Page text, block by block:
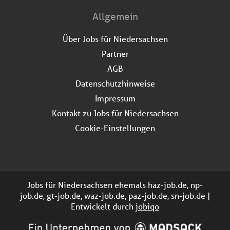
Allgemein
Über Jobs für Niedersachsen
Partner
AGB
Datenschutzhinweise
Impressum
Kontakt zu Jobs für Niedersachsen
Cookie-Einstellungen
Jobs für Niedersachsen ehemals haz-job.de, np-
job.de, gt-job.de, waz-job.de, paz-job.de, sn-job.de |
Entwickelt durchjobiqo